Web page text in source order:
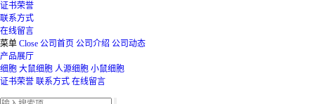
证书荣誉
联系方式
在线留言
菜单 Close 公司首页 公司介绍 公司动态
产品展厅
细胞 大鼠细胞 人源细胞 小鼠细胞
证书荣誉 联系方式 在线留言